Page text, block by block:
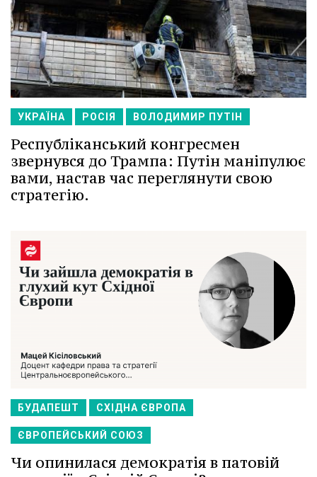
УКРАЇНА РОСІЯ ВОЛОДИМИР ПУТІН
Республіканський конгресмен
звернувся до Трампа: Путін маніпулює
вами, настав час переглянути свою
стратегію.
БУДАПЕШТ СХІДНА ЄВРОПА
ЄВРОПЕЙСЬКИЙ СОЮЗ
Чи опинилася демократія в патовій